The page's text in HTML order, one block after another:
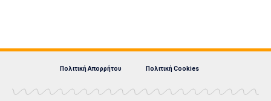
Πολιτική Απορρήτου Πολιτική Cookies